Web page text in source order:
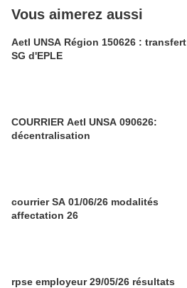
Vous aimerez aussi
AetI UNSA Région 150626 : transfert
SG d'EPLE
COURRIER AetI UNSA 090626:
décentralisation
courrier SA 01/06/26 modalités
affectation 26
rpse employeur 29/05/26 résultats